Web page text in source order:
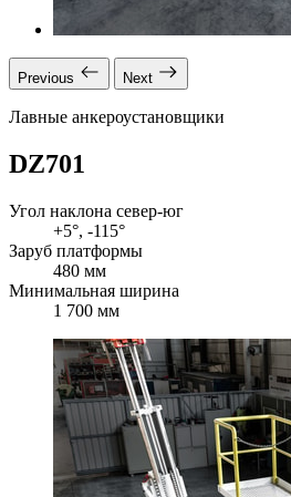
Previous Next
Лавные анкероустановщики
DZ701
Угол наклона север-юг
+5°, -115°
Заруб платформы
480 мм
Минимальная ширина
1 700 мм